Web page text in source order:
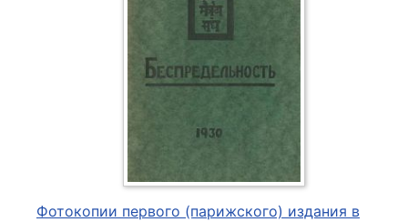
Фотокопии первого (парижского) издания в